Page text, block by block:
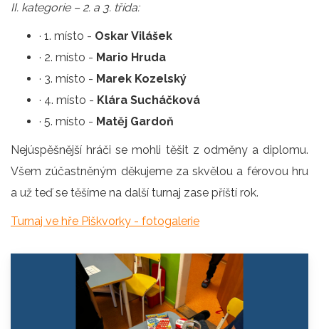
II. kategorie – 2. a 3. třída:
· 1. místo - Oskar Vilášek
· 2. místo - Mario Hruda
· 3. místo - Marek Kozelský
· 4. místo - Klára Sucháčková
· 5. místo - Matěj Gardoň
Nejúspěšnější hráči se mohli těšit z odměny a diplomu.
Všem zúčastněným děkujeme za skvělou a férovou hru
a už teď se těšíme na další turnaj zase příští rok.
Turnaj ve hře Piškvorky - fotogalerie